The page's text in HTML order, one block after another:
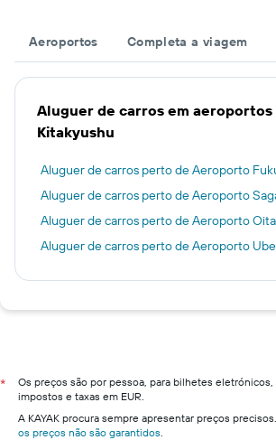
Aeroportos Completa a viagem
Aluguer de carros em aeroportos
Kitakyushu
Aluguer de carros perto de Aeroporto
Aluguer de carros perto de Aeroporto
Aluguer de carros perto de Aeroporto Oita
Aluguer de carros perto de Aeroporto Ube
*
Os preços são por pessoa, para bilhetes
impostos e taxas em EUR.
A KAYAK procura sempre apresentar preços
os preços não são garantidos